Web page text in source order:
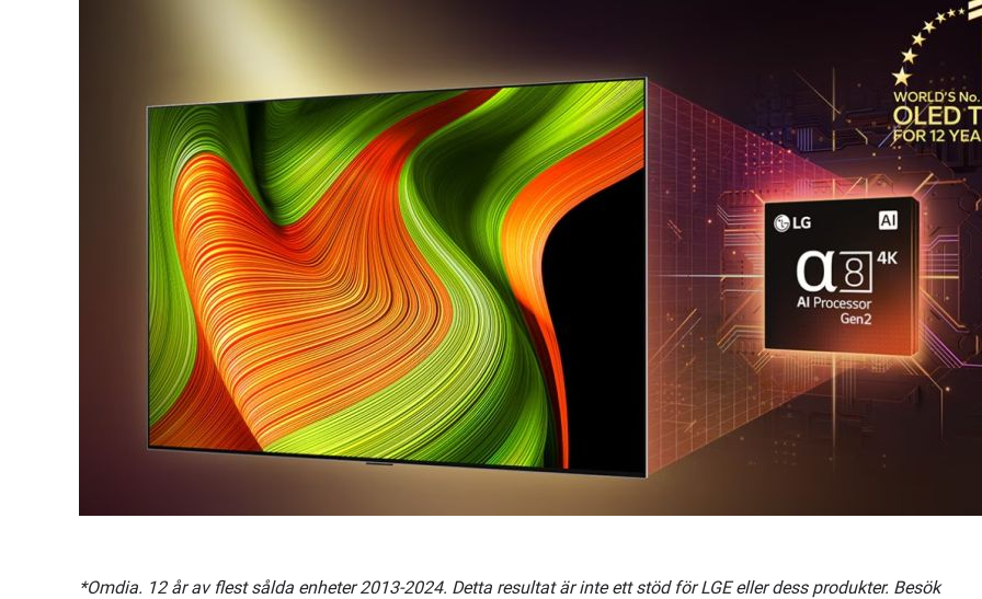
*Omdia. 12 år av flest sålda enheter 2013-2024. Detta resultat är inte ett stöd för LGE eller dess produkter. Besök